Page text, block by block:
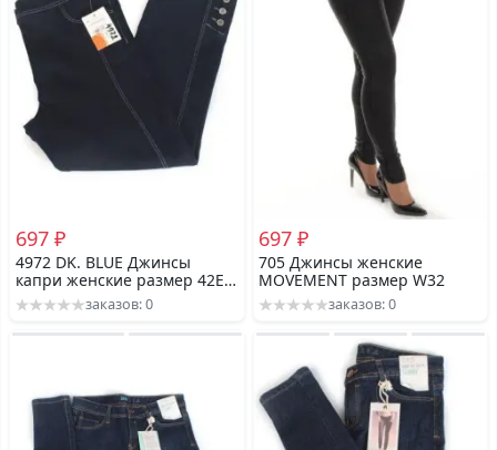
697 ₽
4972 DK. BLUE Джинсы
капри женские размер 42EU
- 48-50
российскийроссийский
заказов: 0
697 ₽
705 Джинсы женские
MOVEMENT размер W32
заказов: 0